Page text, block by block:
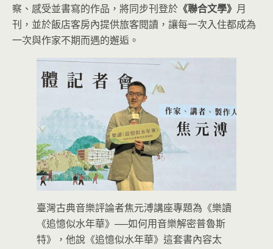
察、感受並書寫的作品，將同步刊登於 《聯合文學》 月
刊，並於飯店客房內提供旅客閱讀，讓每一次入住都成為
一次與作家不期而遇的邂逅。
臺灣古典音樂評論者焦元溥講座專題為《樂讀
《追憶似水年華》──如何用音樂解密普魯斯
特》，他說《追憶似水年華》這套書內容太